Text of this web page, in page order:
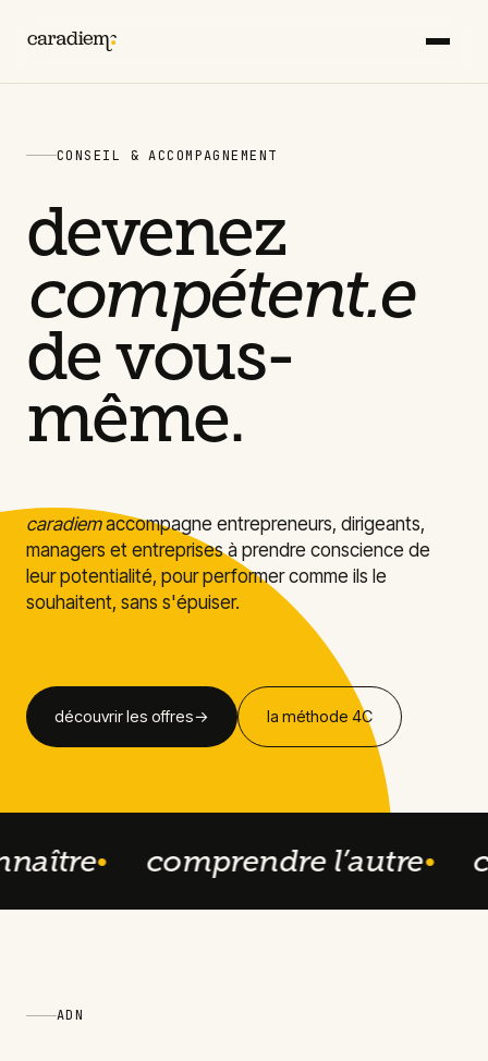
CONSEIL & ACCOMPAGNEMENT
devenez
compétent.e
de vous-
même.
caradiem accompagne entrepreneurs, dirigeants,
managers et entreprises à prendre conscience de
leur potentialité, pour performer comme ils le
souhaitent, sans s'épuiser.
découvrir les offres→ la méthode 4C
● comprendre l’autre●
ADN